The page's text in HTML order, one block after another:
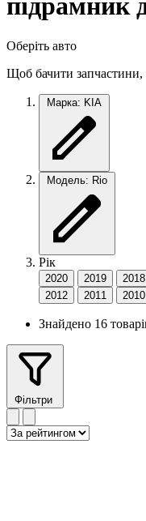
підрамник
Оберіть авто
Щоб бачити запчастини,
Марка: KIA
Модель: Rio
Рік
2020 2019 2018
2012
2011 2010
Знайдено 16
Фільтри